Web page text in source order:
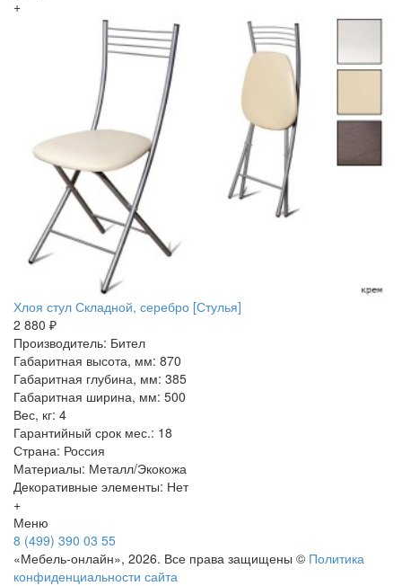
+
Хлоя стул Складной, серебро [Стулья]
2 880 ₽
Производитель: Бител
Габаритная высота, мм: 870
Габаритная глубина, мм: 385
Габаритная ширина, мм: 500
Вес, кг: 4
Гарантийный срок мес.: 18
Страна: Россия
Материалы: Металл/Экокожа
Декоративные элементы: Нет
+
Меню
8 (499) 390 03 55
«Мебель-онлайн», 2026. Все права защищены © Политика
конфиденциальности сайта